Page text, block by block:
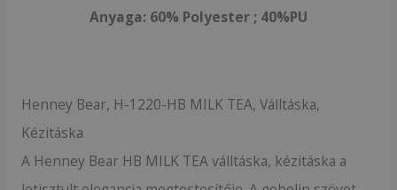
Anyaga: 60% Polyester ; 40%PU
Henney Bear, H-1220-HB MILK TEA, Válltáska,
Kézitáska
A Henney Bear HB MILK TEA válltáska, kézitáska a